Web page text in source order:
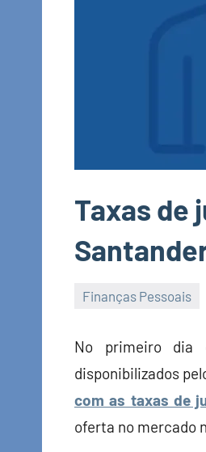
Taxas de
Finanças Pessoais
Economia
Finanças
No primeiro dia
disponibilizados
com as taxas de
oferta no mercado